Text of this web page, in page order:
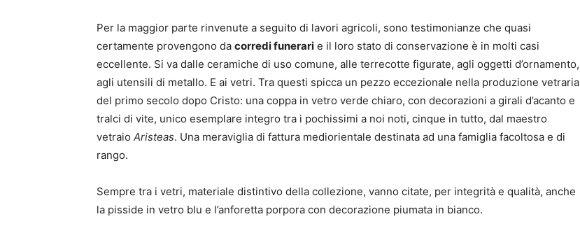
Per la maggior parte rinvenute a seguito di lavori agricoli, sono testimonianze che quasi
certamente provengono da corredi funerari e il loro stato di conservazione è in molti casi
eccellente. Si va dalle ceramiche di uso comune, alle terrecotte figurate, agli oggetti d’ornamento,
agli utensili di metallo. E ai vetri. Tra questi spicca un pezzo eccezionale nella produzione vetraria
del primo secolo dopo Cristo: una coppa in vetro verde chiaro, con decorazioni a girali d’acanto e
tralci di vite, unico esemplare integro tra i pochissimi a noi noti, cinque in tutto, dal maestro
vetraio Aristeas. Una meraviglia di fattura mediorientale destinata ad una famiglia facoltosa e di
rango.
Sempre tra i vetri, materiale distintivo della collezione, vanno citate, per integrità e qualità, anche
la pisside in vetro blu e l’anforetta porpora con decorazione piumata in bianco.